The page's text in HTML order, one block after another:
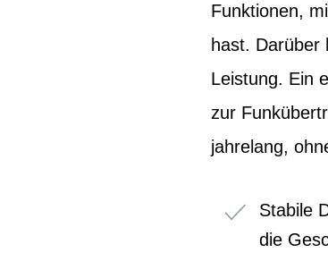
Funktionen,
hast. Darüber
Leistung. Ein
zur
jahrelang,
Stabile
die